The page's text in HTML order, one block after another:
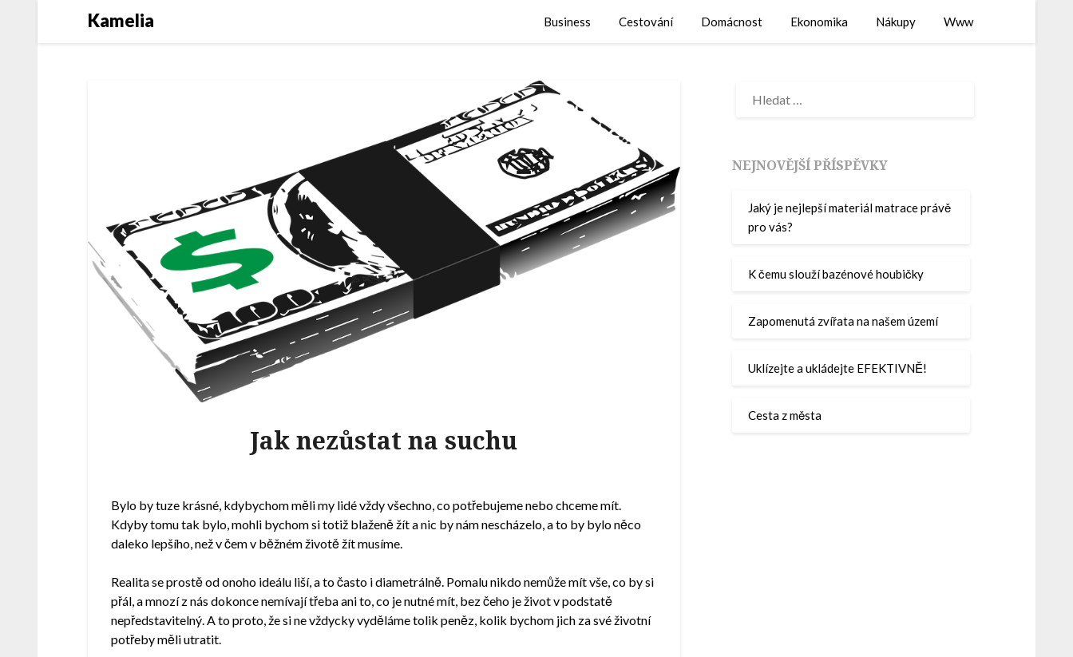
Kamelia Business Cestování Domácnost Ekonomika Nákupy Www
Jak nezůstat na suchu
Bylo by tuze krásné, kdybychom měli my lidé vždy všechno, co potřebujeme nebo chceme mít.
Kdyby tomu tak bylo, mohli bychom si totiž blaženě žít a nic by nám nescházelo, a to by bylo něco
daleko lepšího, než v čem v běžném životě žít musíme.
Realita se prostě od onoho ideálu liší, a to často i diametrálně. Pomalu nikdo nemůže mít vše, co by si
přál, a mnozí z nás dokonce nemívají třeba ani to, co je nutné mít, bez čeho je život v podstatě
nepředstavitelný. A to proto, že si ne vždycky vyděláme tolik peněz, kolik bychom jich za své životní
potřeby měli utratit.
NEJNOVĚJŠÍ PŘÍSPĚVKY
Jaký je nejlepší materiál matrace právě
pro vás?
K čemu slouží bazénové houbičky
Zapomenutá zvířata na našem území
Uklízejte a ukládejte EFEKTIVNĚ!
Cesta z města